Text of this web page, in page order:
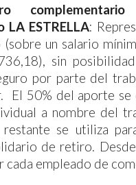
LA ESTRELLA:
un salario
sin
por parte del
El 50% del aporte se
a nombre del
se utiliza
de retiro.
cada empleado de